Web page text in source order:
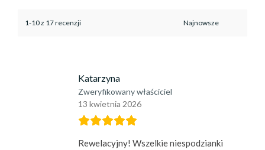
1-10 z 17 recenzji
Katarzyna
Zweryfikowany właściciel
13 kwietnia 2026
Rewelacyjny! Wszelkie niespodzianki